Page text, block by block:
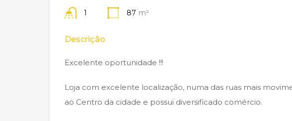
1 87 m²
Descrição
Excelente oportunidade !!!
Loja com excelente localização, numa das ruas mais
ao Centro da cidade e possui diversificado comércio.